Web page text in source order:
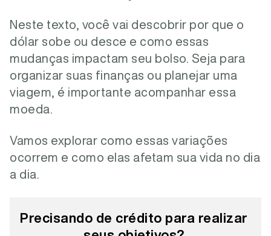
Neste texto, você vai descobrir por que o
dólar sobe ou desce e como essas
mudanças impactam seu bolso. Seja para
organizar suas finanças ou planejar uma
viagem, é importante acompanhar essa
moeda.
Vamos explorar como essas variações
ocorrem e como elas afetam sua vida no dia
a dia.
Precisando de crédito para realizar